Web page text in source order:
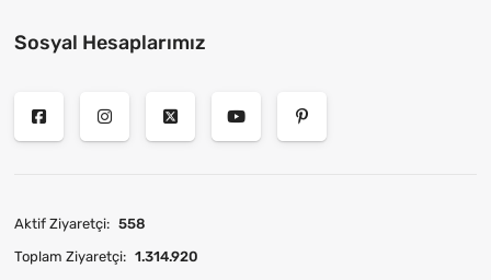
Sosyal Hesaplarımız
Aktif Ziyaretçi: 558
Toplam Ziyaretçi: 1.314.920